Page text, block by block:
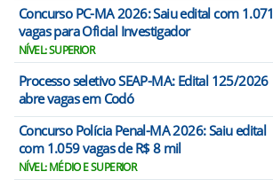
Concurso PC-MA 2026: Saiu edital com 1.071
vagas para Oficial Investigador
NÍVEL: SUPERIOR
Processo seletivo SEAP-MA: Edital 125/2026
abre vagas em Codó
Concurso Polícia Penal-MA 2026: Saiu edital
com 1.059 vagas de R$ 8 mil
NÍVEL: MÉDIO E SUPERIOR